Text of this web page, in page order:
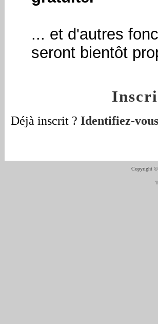
... et d'autres
seront bientôt
Déjà inscrit ? Identifiez-vous
Copyright ©